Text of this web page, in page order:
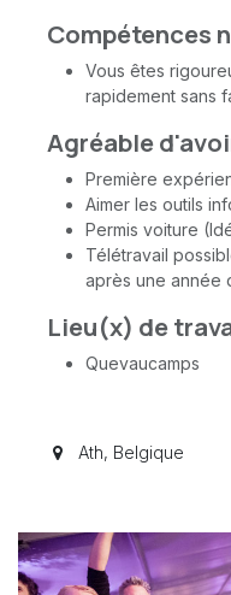
Compétences
Vous êtes
rapidement sans
Agréable
Première
Aimer les outils
Permis voiture
Télétravail
après une année
Lieu(x) de
Quevaucamps
Ath, Belgique